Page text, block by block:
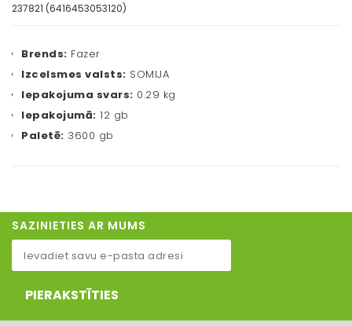
237821 (6416453053120)
Brends: Fazer
Izcelsmes valsts: SOMIJA
Iepakojuma svars: 0.29 kg
Iepakojumā: 12 gb
Paletē: 3600 gb
SAZINIETIES AR MUMS
PIERAKSTĪTIES